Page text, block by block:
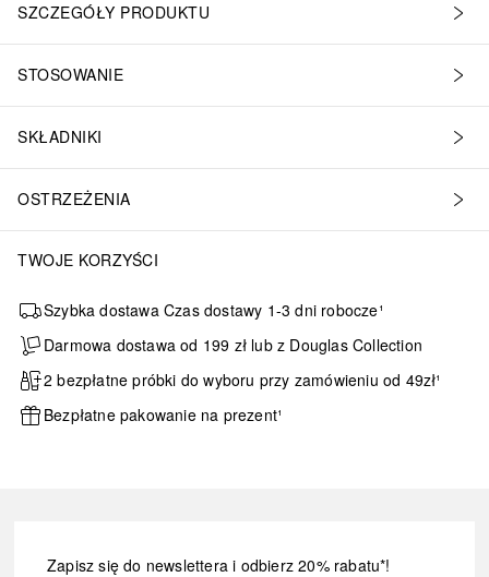
SZCZEGÓŁY PRODUKTU
STOSOWANIE
SKŁADNIKI
OSTRZEŻENIA
i zaprogramowanych rutyn•
TWOJE KORZYŚCI
Szybka dostawa Czas dostawy 1-3 dni robocze¹
Darmowa dostawa od 199 zł lub z Douglas Collection
2 bezpłatne próbki do wyboru przy zamówieniu od 49zł¹
Bezpłatne pakowanie na prezent¹
Zapisz się do newslettera i odbierz 20% rabatu*!